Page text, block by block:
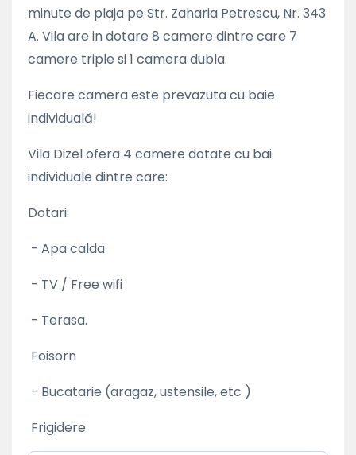
minute de plaja pe Str. Zaharia Petrescu, Nr. 343
A. Vila are in dotare 8 camere dintre care 7
camere triple si 1 camera dubla.
Fiecare camera este prevazuta cu baie
individuală!
Vila Dizel ofera 4 camere dotate cu bai
individuale dintre care:
Dotari:
- Apa calda
- TV / Free wifi
- Terasa.
Foisorn
- Bucatarie (aragaz, ustensile, etc )
Frigidere